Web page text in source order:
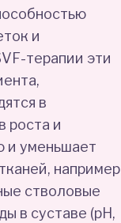
и
терапии эти
в
роста и
и уменьшает
например
стволовые
в суставе (pH,